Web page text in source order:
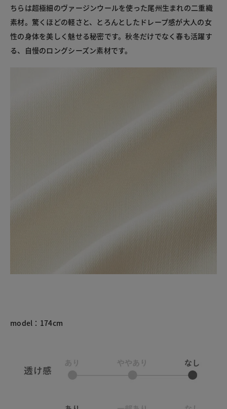
ちらは超極細のヴァージンウールを使った尾州生まれの二重織
素材。驚くほどの軽さと、とろんとしたドレープ感が大人の女
性の身体を美しく魅せる秘密です。秋冬だけでなく春も活躍す
る、自慢のロングシーズン素材です。
model：174cm